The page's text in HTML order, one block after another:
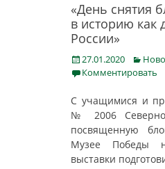
«День снятия
в историю как
России»
Posted
on
27.01.2020
Комментировать
С учащимися и
№ 2006
посвященную
Музее Победы
выставки